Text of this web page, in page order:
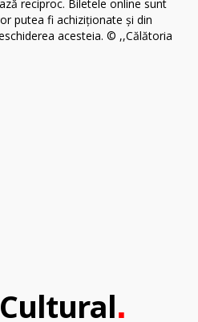
Cultural.